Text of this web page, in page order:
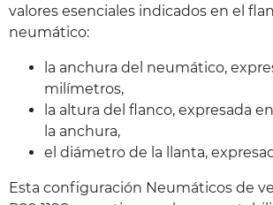
valores esenciales indicados en el
neumático:
la anchura del neumático,
milímetros,
la altura del flanco, expresada
la anchura,
el diámetro de la llanta,
Esta configuración Neumáticos de